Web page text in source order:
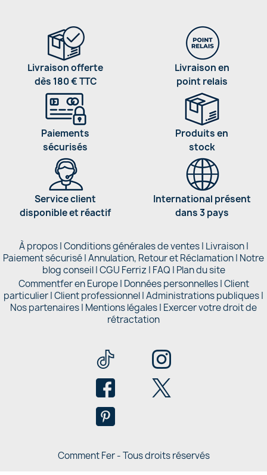
Livraison offerte
dès 180 € TTC
Livraison en
point relais
Paiements
sécurisés
Produits en
stock
Service client
disponible et réactif
International présent
dans 3 pays
À propos|Conditions générales de ventes| Livraison|
Paiement sécurisé|Annulation, Retour et Réclamation| Notre
blog conseil|CGU Ferriz | FAQ | Plan du site
Commentfer en Europe| Données personnelles|Client
particulier|Client professionnel|Administrations publiques|
Nos partenaires | Mentions légales| Exercer votre droit de
rétractation
Comment Fer - Tous droits réservés